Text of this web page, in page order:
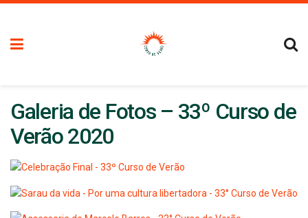
Galeria de Fotos – 33º Curso de
Verão 2020